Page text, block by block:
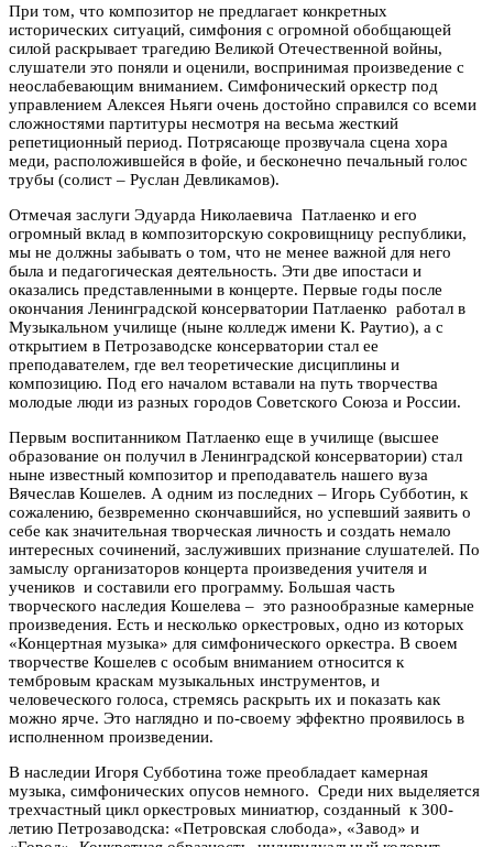
При том, что композитор не предлагает конкретных
исторических ситуаций, симфония с огромной обобщающей
силой раскрывает трагедию Великой Отечественной войны,
слушатели это поняли и оценили, воспринимая произведение с
неослабевающим вниманием. Симфонический оркестр под
управлением Алексея Ньяги очень достойно справился со всеми
сложностями партитуры несмотря на весьма жесткий
репетиционный период. Потрясающе прозвучала сцена хора
меди, расположившейся в фойе, и бесконечно печальный голос
трубы (солист – Руслан Девликамов).
Отмечая заслуги Эдуарда Николаевича Патлаенко и его
огромный вклад в композиторскую сокровищницу республики,
мы не должны забывать о том, что не менее важной для него
была и педагогическая деятельность. Эти две ипостаси и
оказались представленными в концерте. Первые годы после
окончания Ленинградской консерватории Патлаенко работал в
Музыкальном училище (ныне колледж имени К. Раутио), а с
открытием в Петрозаводске консерватории стал ее
преподавателем, где вел теоретические дисциплины и
композицию. Под его началом вставали на путь творчества
молодые люди из разных городов Советского Союза и России.
Первым воспитанником Патлаенко еще в училище (высшее
образование он получил в Ленинградской консерватории) стал
ныне известный композитор и преподаватель нашего вуза
Вячеслав Кошелев. А одним из последних – Игорь Субботин, к
сожалению, безвременно скончавшийся, но успевший заявить о
себе как значительная творческая личность и создать немало
интересных сочинений, заслуживших признание слушателей. По
замыслу организаторов концерта произведения учителя и
учеников и составили его программу. Большая часть
творческого наследия Кошелева – это разнообразные камерные
произведения. Есть и несколько оркестровых, одно из которых
«Концертная музыка» для симфонического оркестра. В своем
творчестве Кошелев с особым вниманием относится к
тембровым краскам музыкальных инструментов, и
человеческого голоса, стремясь раскрыть их и показать как
можно ярче. Это наглядно и по-своему эффектно проявилось в
исполненном произведении.
В наследии Игоря Субботина тоже преобладает камерная
музыка, симфонических опусов немного. Среди них выделяется
трехчастный цикл оркестровых миниатюр, созданный к 300-
летию Петрозаводска: «Петровская слобода», «Завод» и